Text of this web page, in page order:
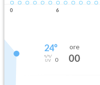
0 6
24°
0
ore
00